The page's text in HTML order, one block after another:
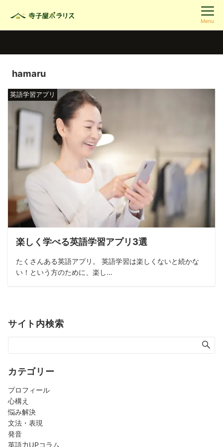
Menu
hamaru
英語学習アプリ
楽しく学べる英語学習アプリ3選
たくさんある英語アプリ。 英語学習は楽しくないと続かな
い！という方のために、楽し...
サイト内検索
カテゴリー
プロフィール
心構え
悩み解決
文法・表現
発音
英語力UPコラム